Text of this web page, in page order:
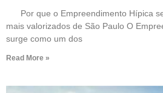
Por que o Empreendimento Hípica
mais valorizados de São Paulo O
surge como um dos
Read More »